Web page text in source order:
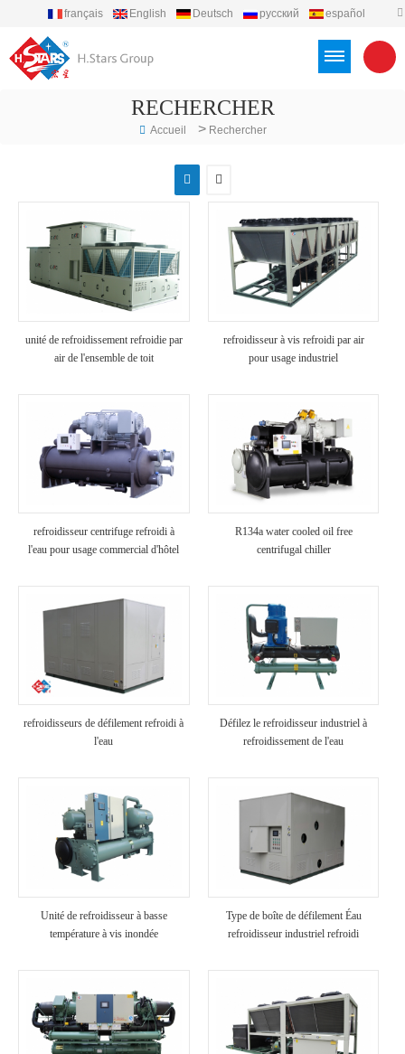
français English Deutsch русский
español
RECHERCHER
Accueil > Rechercher
unité de refroidissement refroidie par
air de l'ensemble de toit
refroidisseur à vis refroidi par air
pour usage industriel
refroidisseur centrifuge refroidi à
l'eau pour usage commercial d'hôtel
R134a water cooled oil free
centrifugal chiller
refroidisseurs de défilement refroidi à
l'eau
Défilez le refroidisseur industriel à
refroidissement de l'eau
Unité de refroidisseur à basse
température à vis inondée
Type de boîte de défilement Éau
refroidisseur industriel refroidi